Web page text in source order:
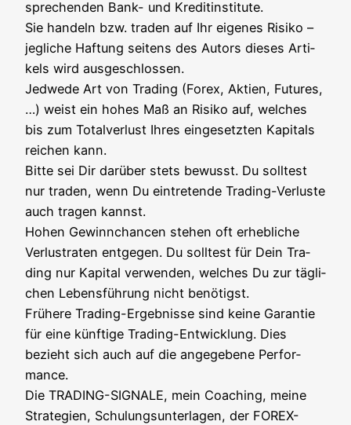
spre­chen­den Bank- und Kre­dit­in­sti­tu­te.
Sie han­deln bzw. traden auf Ihr eige­nes Risi­ko –
jeg­li­che Haf­tung sei­tens des Autors die­ses Arti­
kels wird aus­ge­schlos­sen.
Jed­we­de Art von Tra­ding (Forex, Akti­en, Futures,
…) weist ein hohes Maß an Risi­ko auf, wel­ches
bis zum Total­ver­lust Ihres ein­ge­setz­ten Kapi­tals
rei­chen kann.
Bit­te sei Dir dar­über stets bewusst. Du soll­test
nur traden, wenn Du ein­tre­ten­de Tra­ding-Ver­lus­te
auch tra­gen kannst.
Hohen Gewinn­chan­cen ste­hen oft erheb­li­che
Ver­lust­ra­ten ent­ge­gen. Du soll­test für Dein Tra­
ding nur Kapi­tal ver­wen­den, wel­ches Du zur täg­li­
chen Lebens­füh­rung nicht benö­tigst.
Frü­he­re Tra­ding-Ergeb­nis­se sind kei­ne Garan­tie
für eine künf­ti­ge Tra­ding-Ent­wick­lung. Dies
bezieht sich auch auf die ange­ge­be­ne Per­for­
mance.
Die TRADING-SIGNALE, mein Coa­ching, mei­ne
Stra­te­gien, Schu­lungs­un­ter­la­gen, der FOREX-